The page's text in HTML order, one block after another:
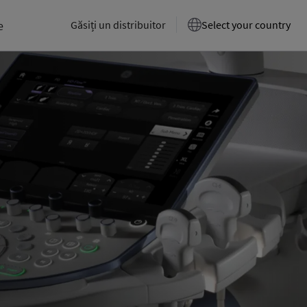
Găsiți un distribuitor Select your country